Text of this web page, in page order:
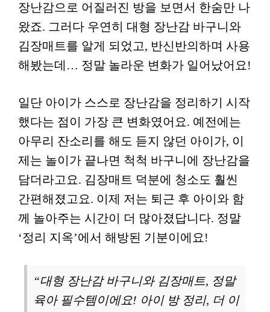
장난감으로 어질러진 방을 보면서 한숨만 나
왔죠. 그러다 우연히 대형 장난감 바구니와
김장매트를 알게 되었고, 반신반의하며 사용
해봤는데… 정말 놀라운 변화가 일어났어요!
일단 아이가 스스로 장난감을 정리하기 시작
했다는 점이 가장 큰 변화였어요. 예전에는
아무리 잔소리를 해도 듣지 않던 아이가, 이
제는 놀이가 끝나면 척척 바구니에 장난감을
담더라고요. 김장매트 덕분에 청소도 훨씬
간편해졌고요. 이제 저는 퇴근 후 아이와 함
께 놀아주는 시간이 더 많아졌답니다. 정말
‘정리 지옥’에서 해방된 기분이에요!
“대형 장난감 바구니와 김장매트, 정말
육아 필수템이에요! 아이 방 정리, 더 이